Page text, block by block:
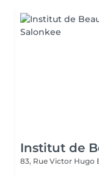
Institut de
83, Rue Victor Hugo